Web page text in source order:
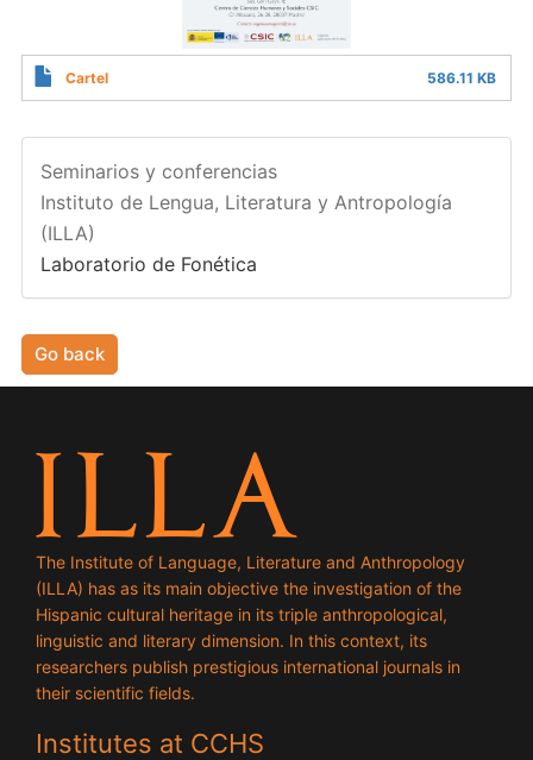
Cartel 586.11 KB
Seminarios y conferencias
Instituto de Lengua, Literatura y Antropología
(ILLA)
Laboratorio de Fonética
Go back
The Institute of Language, Literature and Anthropology
(ILLA) has as its main objective the investigation of the
Hispanic cultural heritage in its triple anthropological,
linguistic and literary dimension. In this context, its
researchers publish prestigious international journals in
their scientific fields.
Institutes at CCHS